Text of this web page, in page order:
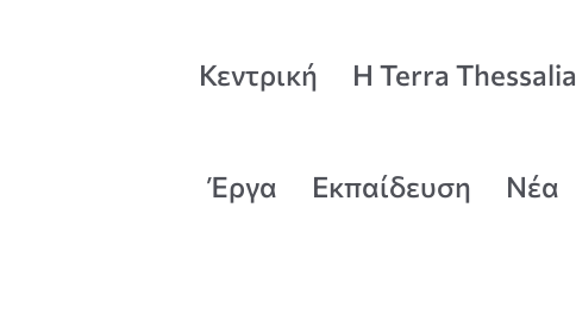
Κεντρική Η Terra Thessalia
Έργα Εκπαίδευση Νέα